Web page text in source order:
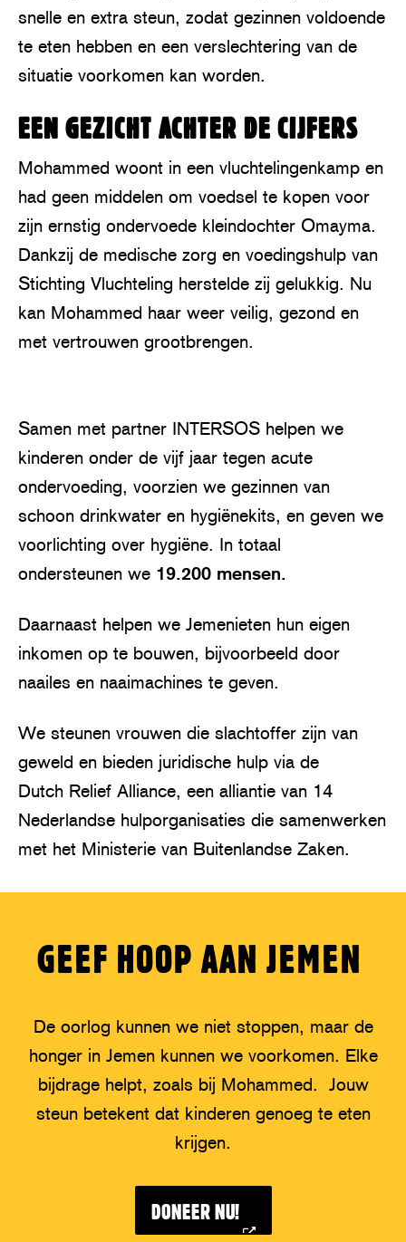
snelle en extra steun, zodat gezinnen voldoende
te eten hebben en een verslechtering van de
situatie voorkomen kan worden.
EEN GEZICHT ACHTER DE CIJFERS
Mohammed woont in een vluchtelingenkamp en
had geen middelen om voedsel te kopen voor
zijn ernstig ondervoede kleindochter Omayma.
Dankzij de medische zorg en voedingshulp van
Stichting Vluchteling herstelde zij gelukkig. Nu
kan Mohammed haar weer veilig, gezond en
met vertrouwen grootbrengen.
Samen met partner INTERSOS helpen we
kinderen onder de vijf jaar tegen acute
ondervoeding, voorzien we gezinnen van
schoon drinkwater en hygiënekits, en geven we
voorlichting over hygiëne. In totaal
ondersteunen we 19.200 mensen.
Daarnaast helpen we Jemenieten hun eigen
inkomen op te bouwen, bijvoorbeeld door
naailes en naaimachines te geven.
We steunen vrouwen die slachtoffer zijn van
geweld en bieden juridische hulp via de
Dutch Relief Alliance, een alliantie van 14
Nederlandse hulporganisaties die samenwerken
met het Ministerie van Buitenlandse Zaken.
GEEF HOOP AAN JEMEN
De oorlog kunnen we niet stoppen, maar de
honger in Jemen kunnen we voorkomen. Elke
bijdrage helpt, zoals bij Mohammed. Jouw
steun betekent dat kinderen genoeg te eten
krijgen.
DONEER NU!